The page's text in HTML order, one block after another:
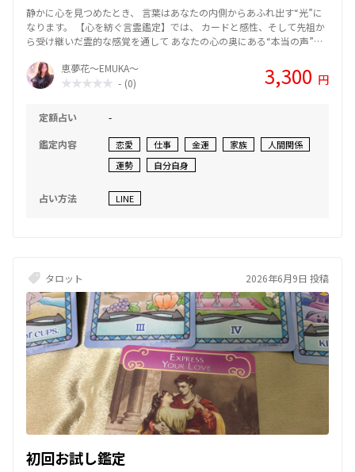
静かに心を見つめたとき、 言葉はあなたの内側からあふれ出す“光”に
なります。 【心を紡ぐ言霊鑑定】では、 カードと感性、そして先祖か
ら受け継いだ霊的な感覚を通して あなたの心の奥にある“本当の声”を
が静かに動き出す── そんな瞬間を一緒に感じてほしいと思っていま
す。 占いという形を超え、 言葉を通して心を癒し、希望へとつなぐた
時間をお届けします。🌸
恵夢花～EMUKA～
- (0) 3,300 円
定額占い
-
鑑定内容
恋愛 仕事 金運 家族
人間関係
運勢
自分自身
占い方法 LINE
タロット 2026年6月9日 投稿
初回お試し鑑定